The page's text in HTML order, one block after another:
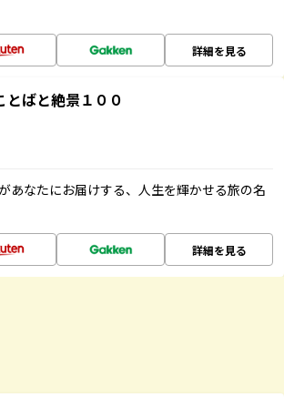
詳細を見る
ばと絶景１００
あなたにお届けする、人生を輝かせる旅の名
詳細を見る